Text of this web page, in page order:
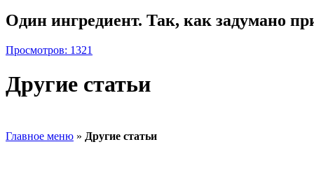
Один ингредиент. Так, как задумано
Просмотров: 1321
Другие статьи
Главное меню » Другие статьи